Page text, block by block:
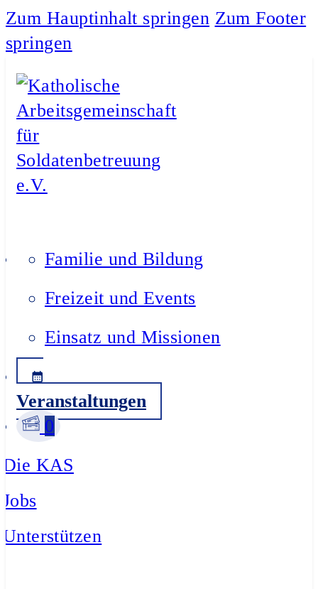
Zum Hauptinhalt springen Zum Footer
springen
Familie und Bildung
Freizeit und Events
Einsatz und Missionen
Veranstaltungen
0
Die KAS
Jobs
Unterstützen